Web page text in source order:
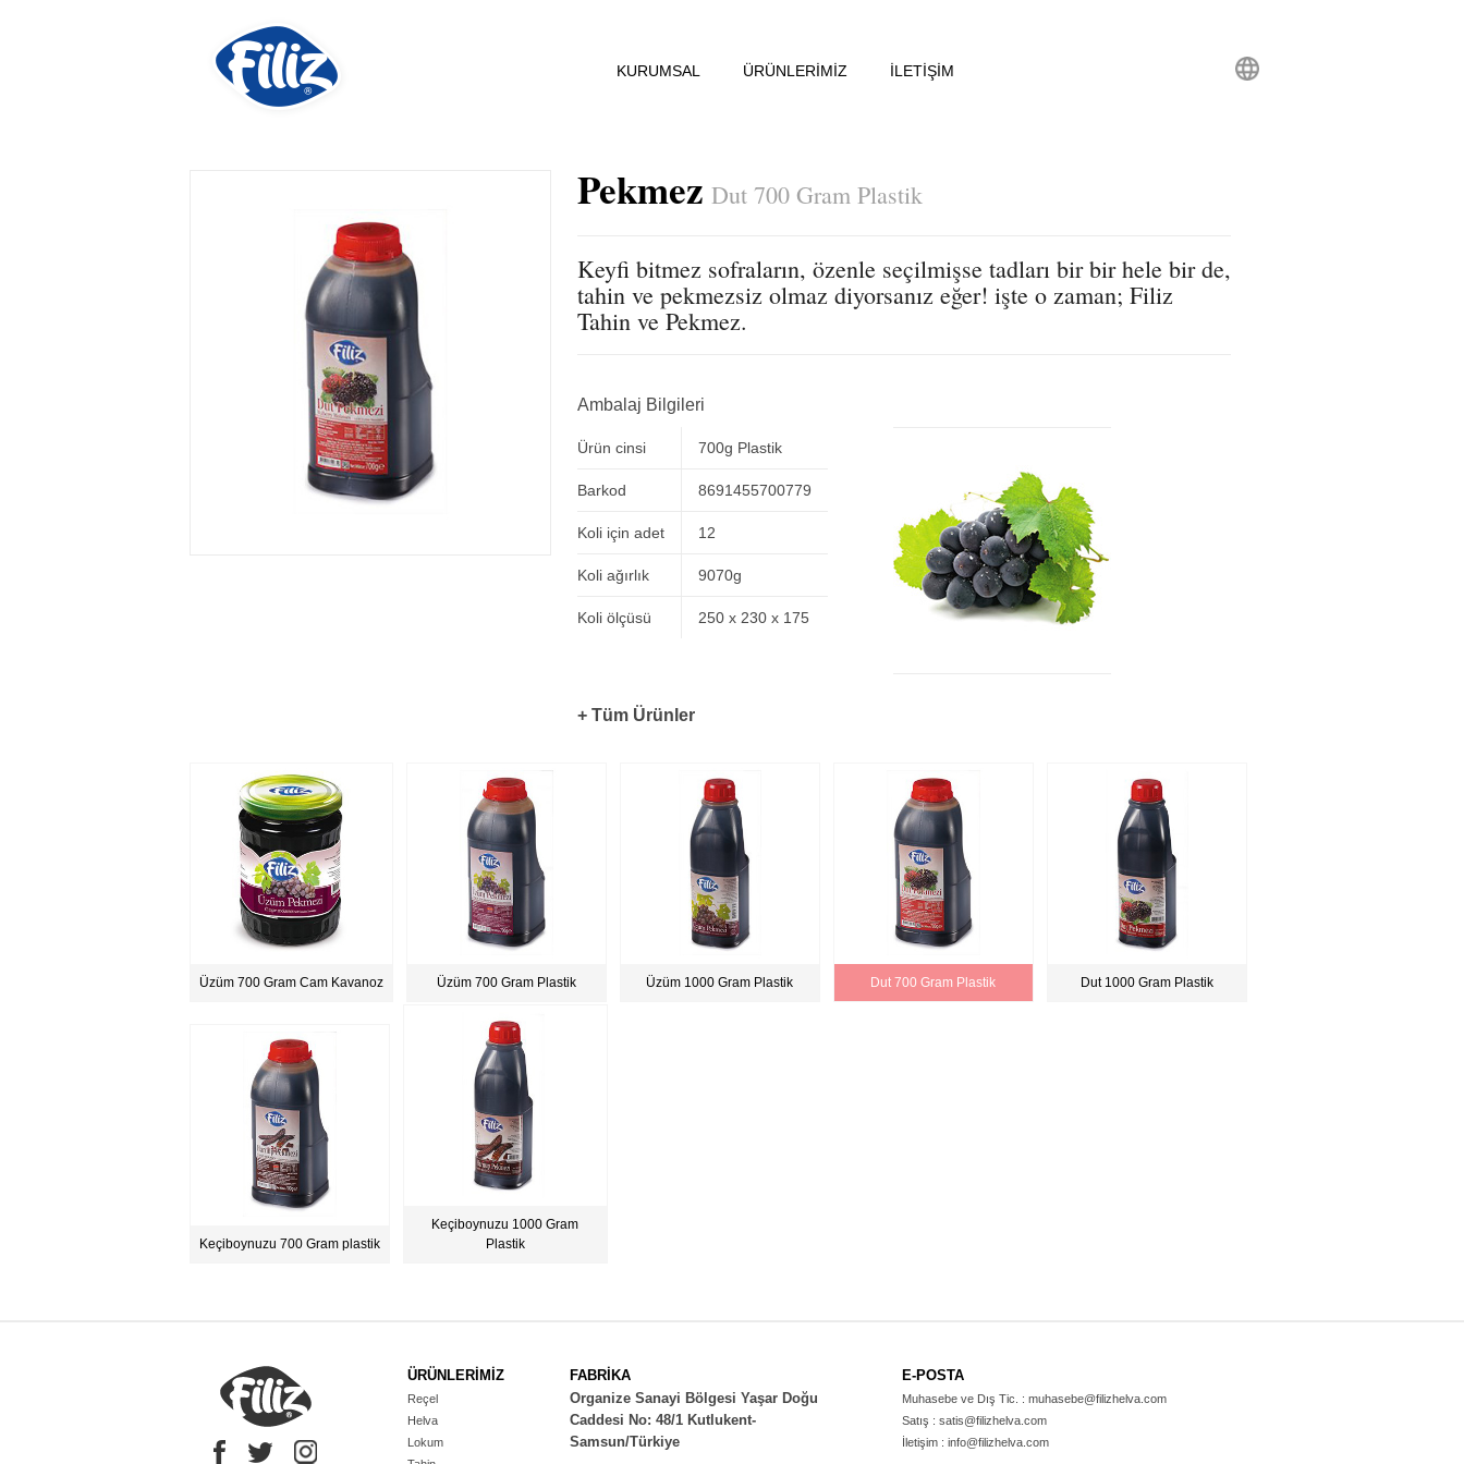
KURUMSAL ÜRÜNLERİMİZ İLETİŞİM
Pekmez Dut 700 Gram Plastik
Keyfi bitmez sofraların, özenle seçilmişse tadları bir bir hele bir de,
tahin ve pekmezsiz olmaz diyorsanız eğer! işte o zaman; Filiz
Tahin ve Pekmez.
Ambalaj Bilgileri
Ürün cinsi
Barkod
Koli için adet
Koli ağırlık
Koli ölçüsü
700g Plastik
8691455700779
12
9070g
250 x 230 x 175
+ Tüm Ürünler
Üzüm 700 Gram Cam Kavanoz Üzüm 700 Gram Plastik Üzüm 1000 Gram Plastik Dut 700 Gram Plastik Dut 1000 Gram Plastik
Keçiboynuzu 700 Gram plastik
Keçiboynuzu 1000 Gram
Plastik
ÜRÜNLERİMİZ
Reçel
Helva
Lokum
FABRİKA
Organize Sanayi Bölgesi Yaşar Doğu
Caddesi No: 48/1 Kutlukent-
Samsun/Türkiye
E-POSTA
Muhasebe ve Dış Tic. : muhasebe@filizhelva.com
Satış : satis@filizhelva.com
İletişim : info@filizhelva.com